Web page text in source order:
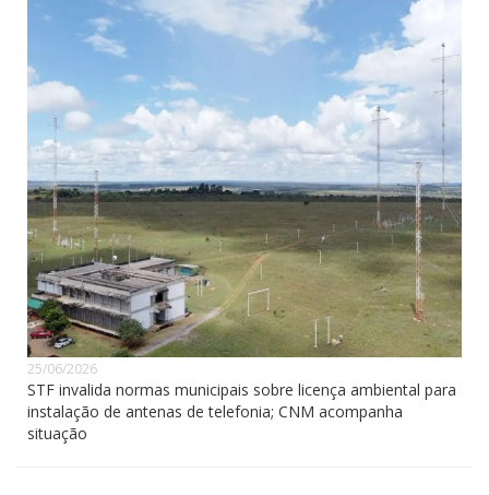
25/06/2026
STF invalida normas municipais sobre licença ambiental para
instalação de antenas de telefonia; CNM acompanha
situação